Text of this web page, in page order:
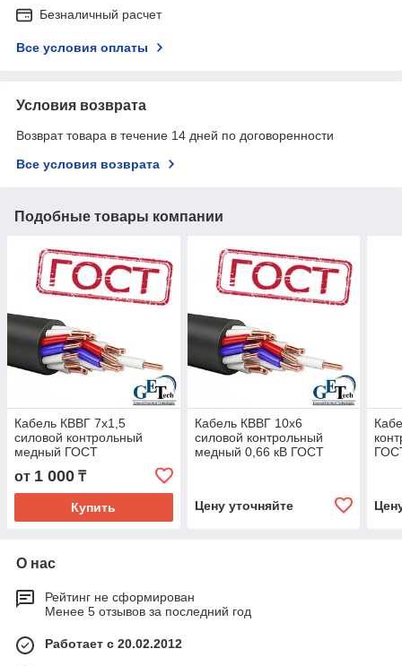
Безналичный расчет
Все условия оплаты
Условия возврата
Возврат товара в течение 14 дней по договоренности
Все условия возврата
Подобные товары компании
Кабель КВВГ 7х1,5
силовой контрольный
медный ГОСТ
от 1 000 ₸
Купить
Кабель КВВГ 10х6
силовой контрольный
медный 0,66 кВ ГОСТ
Цену уточняйте
О нас
Рейтинг не сформирован
Менее 5 отзывов за последний год
Работает с 20.02.2012